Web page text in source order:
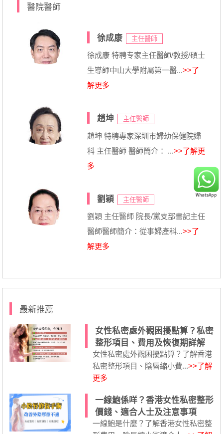
醫院醫師
徐成康 主任醫師
徐成康 特聘专家主任醫師/教授/碩士
生導師中山大學附屬第一醫...>>了
解更多
趙坤 主任醫師
趙坤 特聘專家深圳市婦幼保健院婦
科 主任醫師 醫師簡介： ...>>了解更
多
劉穎 主任醫師
劉穎 主任醫師 院長/黨支部書記主任
醫師醫師簡介：從事婦產科...>>了
解更多
最新推薦
女性私密處外觀困擾點算？私密
整形項目、費用及恢復期詳解
女性私密處外觀困擾點算？了解香港
私密整形項目、陰唇縮小費...>>了解
更多
一線鮑係咩？香港女性私密整形
價錢、適合人士及注意事項
一線鮑是什麼？了解香港女性私密整